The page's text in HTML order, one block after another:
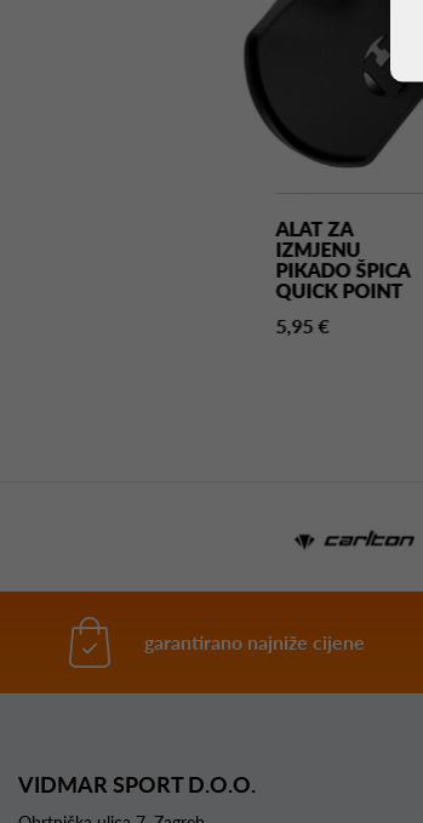
ALAT ZA
IZMJENU
PIKADO ŠPICA
QUICK POINT
5,95 €
garantirano najniže cijene
VIDMAR SPORT D.O.O.